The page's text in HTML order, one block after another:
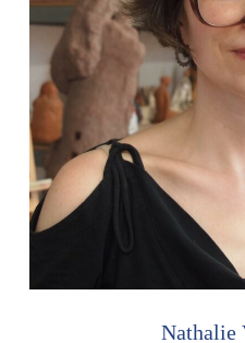
Nathalie